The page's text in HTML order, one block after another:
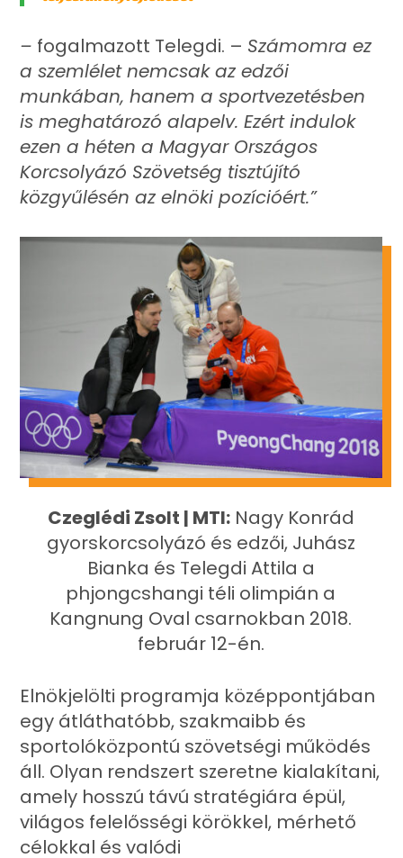
– fogalmazott Telegdi. – Számomra ez
a szemlélet nemcsak az edzői
munkában, hanem a sportvezetésben
is meghatározó alapelv. Ezért indulok
ezen a héten a Magyar Országos
Korcsolyázó Szövetség tisztújító
közgyűlésén az elnöki pozícióért.”
Czeglédi Zsolt | MTI:Nagy Konrád
gyorskorcsolyázó és edzői, Juhász
Bianka és Telegdi Attila a
phjongcshangi téli olimpián a
Kangnung Oval csarnokban 2018.
február 12-én.
Elnökjelölti programja középpontjában
egy átláthatóbb, szakmaibb és
sportolóközpontú szövetségi működés
áll. Olyan rendszert szeretne kialakítani,
amely hosszú távú stratégiára épül,
világos felelősségi körökkel, mérhető
célokkal és valódi